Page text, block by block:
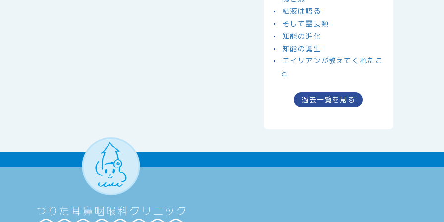
粘液は語る
そして霊長類
知能の進化
知能の誕生
エイリアンが教えてくれたこ
と
過去一覧を見る